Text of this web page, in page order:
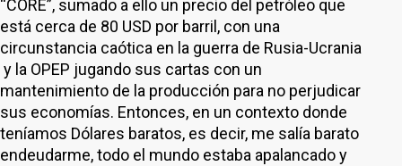
“CORE”, sumado a ello un precio del petróleo que
está cerca de 80 USD por barril, con una
circunstancia caótica en la guerra de Rusia-Ucrania
y la OPEP jugando sus cartas con un
mantenimiento de la producción para no perjudicar
sus economías. Entonces, en un contexto donde
teníamos Dólares baratos, es decir, me salía barato
endeudarme, todo el mundo estaba apalancado y